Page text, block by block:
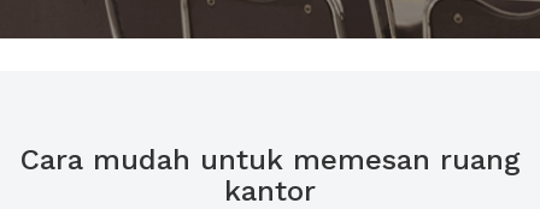
Cara mudah untuk memesan ruang
kantor